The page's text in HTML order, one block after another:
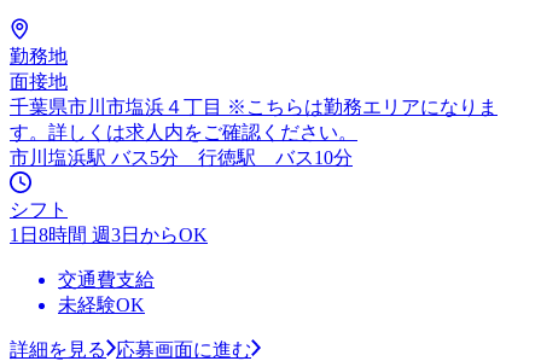
勤務地
面接地
千葉県市川市塩浜４丁目 ※こちらは勤務エリアになりま
す。詳しくは求人内をご確認ください。
市川塩浜駅 バス5分 行徳駅 バス10分
シフト
1日8時間 週3日からOK
交通費支給
未経験OK
詳細を見る
応募画面に進む